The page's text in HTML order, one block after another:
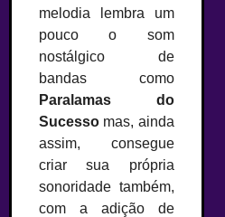
melodia lembra um
pouco o som
nostálgico de
bandas como
Paralamas do
Sucesso mas, ainda
assim, consegue
criar sua própria
sonoridade também,
com a adição de